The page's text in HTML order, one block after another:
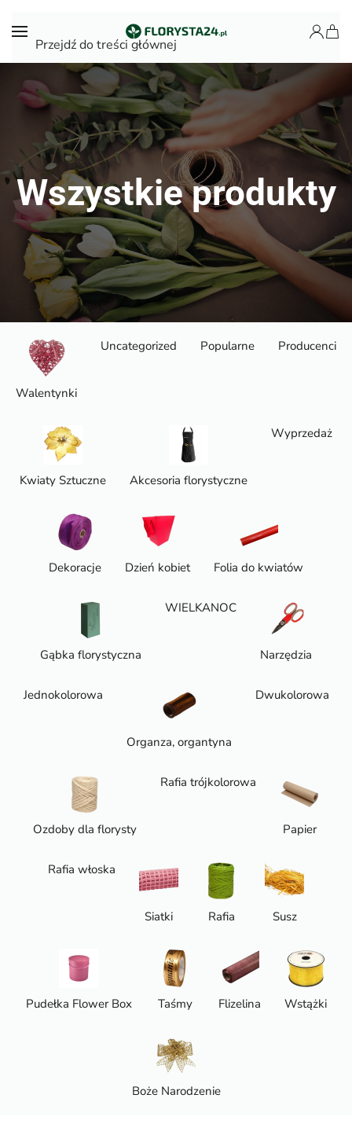
Przejdź do treści głównej
Wszystkie produkty
Walentynki
Uncategorized Popularne Producenci
Kwiaty Sztuczne Akcesoria florystyczne
Wyprzedaż
Dekoracje Dzień kobiet Folia do kwiatów
Gąbka florystyczna
WIELKANOC
Narzędzia
Jednokolorowa
Organza, organtyna
Dwukolorowa
Ozdoby dla florysty
Rafia trójkolorowa
Papier
Rafia włoska
Siatki Rafia Susz
Pudełka Flower Box Taśmy Flizelina Wstążki
Boże Narodzenie